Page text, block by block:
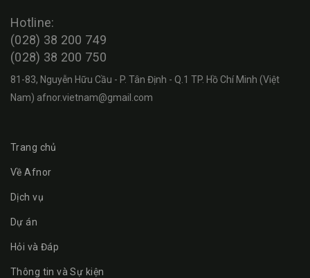
Hotline:
(028) 38 200 749
(028) 38 200 750
81-83, Nguyễn Hữu Cầu - P. Tân Định - Q.1 TP. Hồ Chí Minh (Việt
Nam) afnor.vietnam@gmail.com
Trang chủ
Về Afnor
Dịch vụ
Dự án
Hỏi và Đáp
Thông tin và Sự kiện